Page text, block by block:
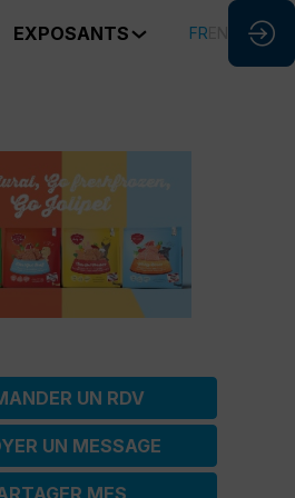
EXPOSANTS FR
UN RDV
UN MESSAGE
MES